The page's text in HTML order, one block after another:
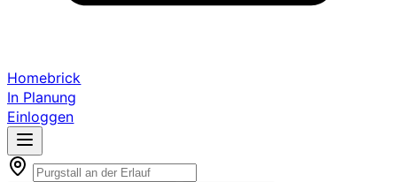
Homebrick
In Planung
Einloggen